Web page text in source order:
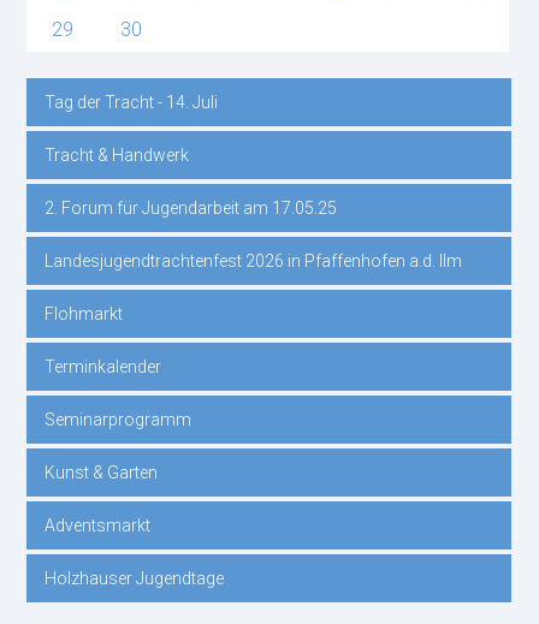
29
30
Navigation
überspringen
Tag der Tracht - 14. Juli
Tracht & Handwerk
2. Forum für Jugendarbeit am 17.05.25
Landesjugendtrachtenfest 2026 in Pfaffenhofen a.d. Ilm
Flohmarkt
Terminkalender
Seminarprogramm
Kunst & Garten
Adventsmarkt
Holzhauser Jugendtage